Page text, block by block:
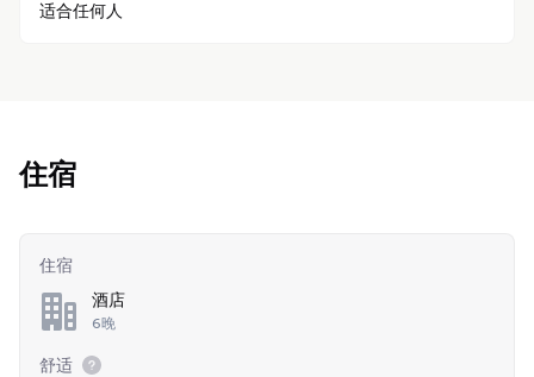
适合任何人
住宿
住宿
酒店
6晚
舒适